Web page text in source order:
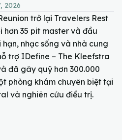
2026
trở lại Travelers Rest
hơn 35 pit master và đầu
nhạc sống và nhà cung
trợ IDefine – The Kleefstra
đã gây quỹ hơn 300.000
phòng khám chuyên biệt tại
và nghiên cứu điều trị.